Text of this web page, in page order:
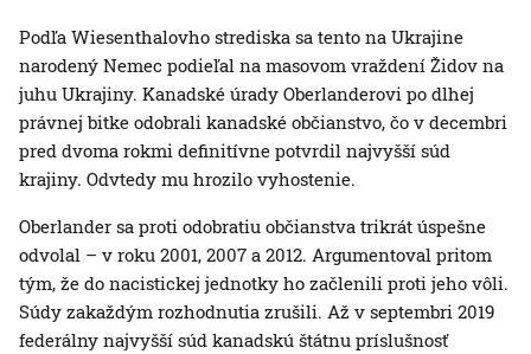
Podľa Wiesenthalovho strediska sa tento na Ukrajine
narodený Nemec podieľal na masovom vraždení Židov na
juhu Ukrajiny. Kanadské úrady Oberlanderovi po dlhej
právnej bitke odobrali kanadské občianstvo, čo v decembri
pred dvoma rokmi definitívne potvrdil najvyšší súd
krajiny. Odvtedy mu hrozilo vyhostenie.
Oberlander sa proti odobratiu občianstva trikrát úspešne
odvolal – v roku 2001, 2007 a 2012. Argumentoval pritom
tým, že do nacistickej jednotky ho začlenili proti jeho vôli.
Súdy zakaždým rozhodnutia zrušili. Až v septembri 2019
federálny najvyšší súd kanadskú štátnu príslušnosť